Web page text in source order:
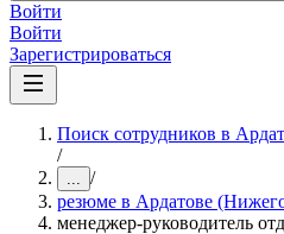
Войти
Войти
Зарегистрироваться
Поиск сотрудников в
/
... /
резюме в Ардатове
менеджер-руководитель